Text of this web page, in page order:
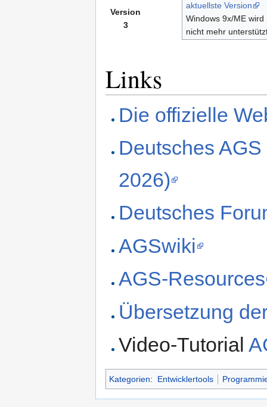
Version
3
aktuellste Version
Windows 9x/ME wird
nicht mehr
Links
Die offizielle
Deutsches
2026)
Deutsches
AGSwiki
AGS-Resources
Übersetzung
Video-Tutorial
Kategorien: Entwicklertools